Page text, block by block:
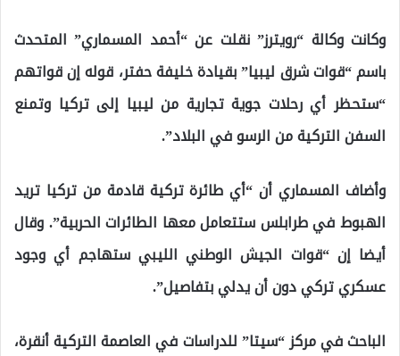
وكانت وكالة “رويترز” نقلت عن “أحمد المسماري” المتحدث
باسم “قوات شرق ليبيا” بقيادة خليفة حفتر، قوله إن قواتهم
“ستحظر أي رحلات جوية تجارية من ليبيا إلى تركيا وتمنع
السفن التركية من الرسو في البلاد”.
وأضاف المسماري أن “أي طائرة تركية قادمة من تركيا تريد
الهبوط في طرابلس ستتعامل معها الطائرات الحربية”. وقال
أيضا إن “قوات الجيش الوطني الليبي ستهاجم أي وجود
عسكري تركي دون أن يدلي بتفاصيل”.
الباحث في مركز “سيتا” للدراسات في العاصمة التركية أنقرة،